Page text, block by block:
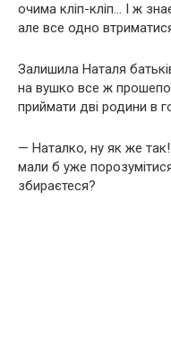
очима кліп-кліп… І ж
але все одно
Залишила Наталя
на вушко все ж
приймати дві родини в
— Наталко, ну як же так!
мали б уже
збираєтеся?